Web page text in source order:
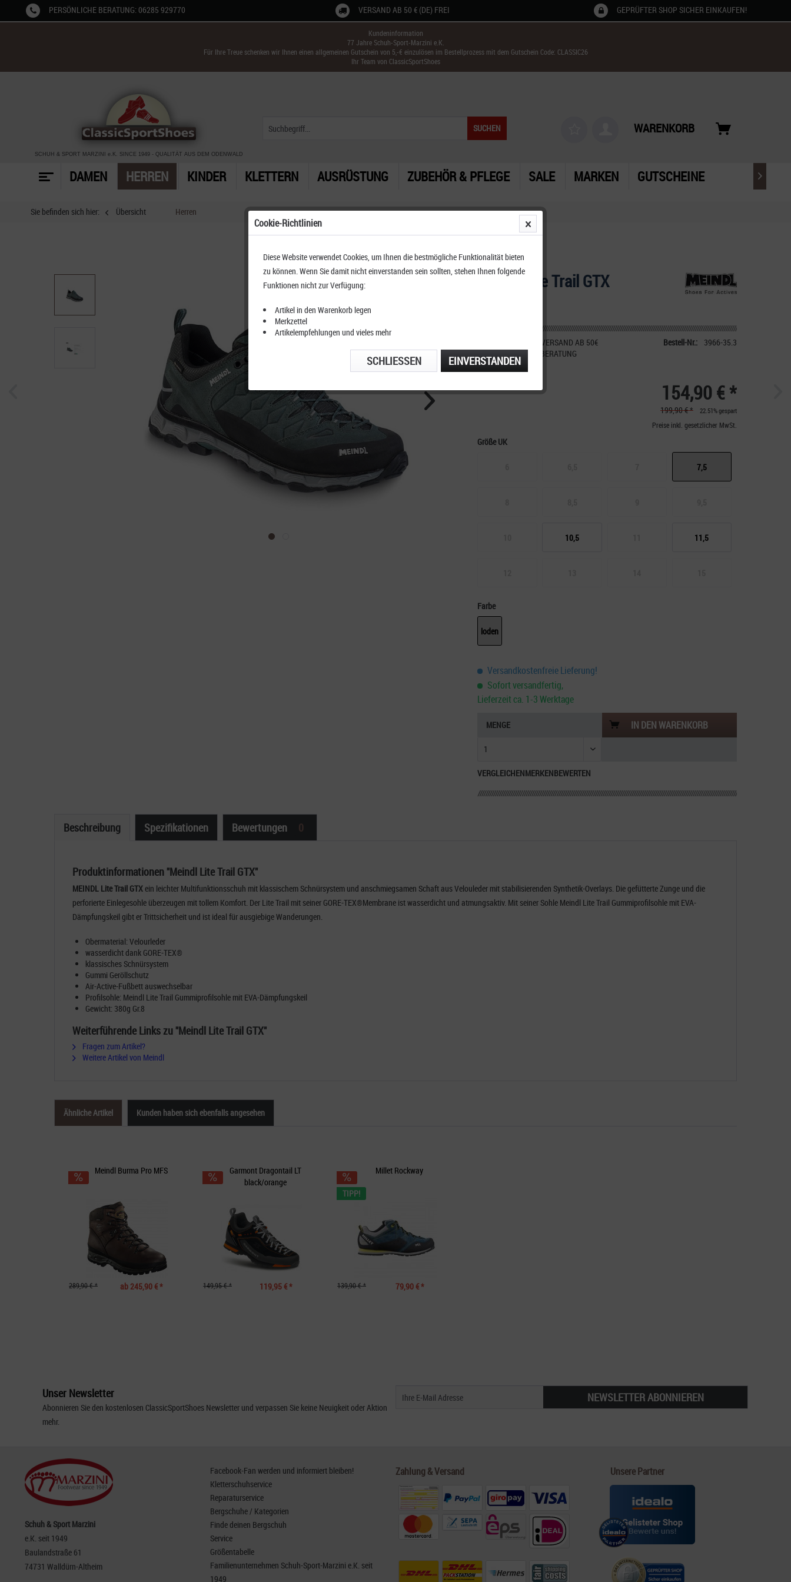
PERSÖNLICHE BERATUNG: 06285 929770 VERSAND AB 50 € (DE) FREI GEPRÜFTER SHOP SICHER EINKAUFEN!
Kundeninformation
77 Jahre Schuh-Sport-Marzini e.K.
Für Ihre Treue schenken wir Ihnen einen allgemeinen Gutschein von 5,-€ einzulösen im Bestellprozess mit dem Gutschein Code: CLASSIC26
Ihr Team von ClassicSportShoes
SCHUH & SPORT MARZINI e.K. SINCE 1949 - QUALITÄT AUS DEM ODENWALD
SUCHEN WARENKORB
DAMEN HERREN KINDER KLETTERN AUSRÜSTUNG ZUBEHÖR & PFLEGE SALE MARKEN GUTSCHEINE 
Sie befinden sich hier: Übersicht Herren
Meindl Lite Trail GTX
KOSTENFREIER VERSAND AB 50€
TELEFONISCHE BERATUNG
Bestell-Nr.: 3966-35.3
154,90 € *
199,90 € * 22.51% gespart
Preise inkl. gesetzlicher MwSt.
Größe UK
7,5
10,5 11,5
Farbe
loden
Versandkostenfreie Lieferung!
Sofort versandfertig,
Lieferzeit ca. 1-3 Werktage
MENGE IN DENWARENKORB
VERGLEICHENMERKENBEWERTEN
Beschreibung Spezifikationen Bewertungen 0
Produktinformationen "Meindl Lite Trail GTX"
MEINDL Lite Trail GTXein leichter Multifunktionsschuh mit klassischem Schnürsystem und anschmiegsamen Schaft aus Velouleder mit stabilisierenden Synthetik-Overlays. Die gefütterte Zunge und die
perforierte Einlegesohle überzeugen mit tollem Komfort. Der Lite Trail mit seiner GORE-TEX®Membrane ist wasserdicht und atmungsaktiv. Mit seiner Sohle Meindl Lite Trail Gummiprofilsohle mit EVA-
Dämpfungskeil gibt er Trittsicherheit und ist ideal für ausgiebige Wanderungen.
Obermaterial: Velourleder
wasserdicht dank GORE-TEX®
klassisches Schnürsystem
Gummi Geröllschutz
Air-Active-Fußbett auswechselbar
Profilsohle: Meindl Lite Trail Gummiprofilsohle mit EVA-Dämpfungskeil
Gewicht: 380g Gr.8
Weiterführende Links zu "Meindl Lite Trail GTX"
Fragen zum Artikel?
Weitere Artikel von Meindl
Ähnliche Artikel Kunden haben sich ebenfalls angesehen
ab 245,90 € *
289,90 € *
Meindl Burma Pro MFS
119,95 € *
149,95 € *
Garmont Dragontail LT
black/orange
TIPP!
79,90 € *
139,90 € *
Millet Rockway
Unser Newsletter
Abonnieren Sie den kostenlosen ClassicSportShoes Newsletter und verpassen Sie keine Neuigkeit oder Aktion
mehr.
NEWSLETTER ABONNIEREN
Schuh & Sport Marzini
e.K. seit 1949
Baulandstraße 61
74731 Walldürn-Altheim
Facebook-Fan werden und informiert bleiben!
Kletterschuhservice
Reparaturservice
Bergschuhe / Kategorien
Finde deinen Bergschuh
Service
Größentabelle
Familienunternehmen Schuh-Sport-Marzini e.K. seit
1949
Zahlung & Versand Unsere Partner
Cookie-Richtlinien
Diese Website verwendet Cookies, um Ihnen die bestmögliche Funktionalität bieten
zu können. Wenn Sie damit nicht einverstanden sein sollten, stehen Ihnen folgende
Funktionen nicht zur Verfügung:
Artikel in den Warenkorb legen
Merkzettel
Artikelempfehlungen und vieles mehr
EINVERSTANDEN
SCHLIESSEN